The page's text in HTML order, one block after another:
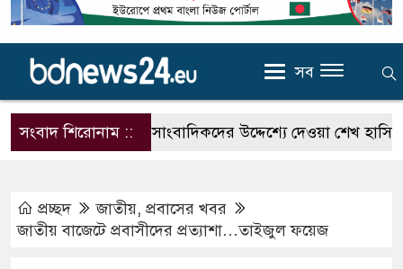
সব
সংবাদ শিরোনাম ::
দিল্লিতে সাংবাদিকদের উদ্দেশ্যে দেওয়া শেখ
প্রচ্ছদ জাতীয়, প্রবাসের খবর
জাতীয় বাজেটে প্রবাসীদের প্রত্যাশা…তাইজুল ফয়েজ